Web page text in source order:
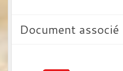
Document associé